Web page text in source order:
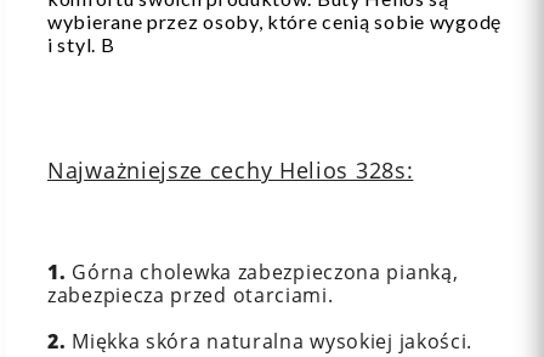
wybierane przez osoby, które cenią sobie wygodę
i styl. B
Najważniejsze cechy Helios 328s:
1. Górna cholewka zabezpieczona pianką,
zabezpiecza przed otarciami.
2. Miękka skóra naturalna wysokiej jakości.